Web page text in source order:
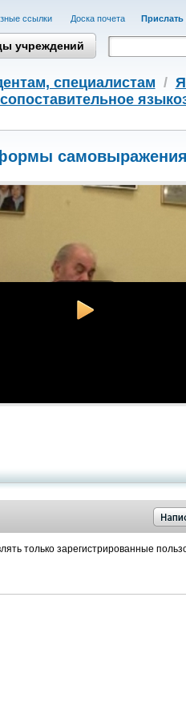
cсылки Доска почета Прислать
учреждений
cпециалистам /
самовыражения
только зарегистрированные